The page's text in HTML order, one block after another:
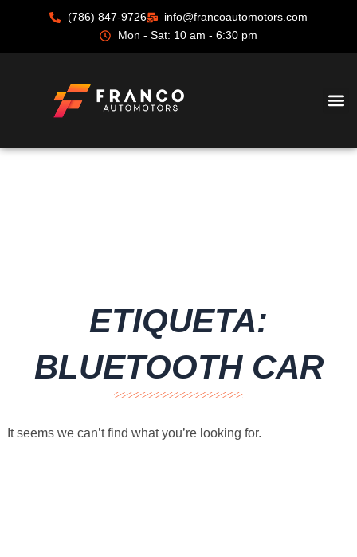
contenido
(786) 847-9726
info@francoautomotors.com
Mon - Sat: 10 am - 6:30 pm
ETIQUETA:
BLUETOOTH CAR
It seems we can’t find what you’re looking for.